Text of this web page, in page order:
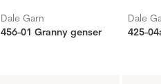
Dale Garn
456-01 Granny genser
Dale
425-